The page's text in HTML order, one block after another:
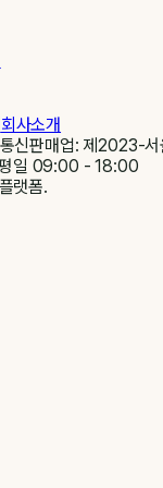
회사소개
통신판매업: 제2023-
일 09:00 - 18:00
랫폼.